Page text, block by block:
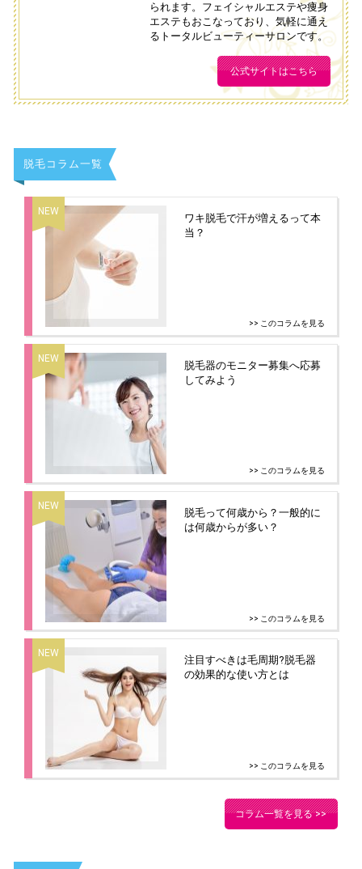
られます。フェイシャルエステや痩身
エステもおこなっており、気軽に通え
るトータルビューティーサロンです。
公式サイトはこちら
脱毛コラム一覧
ワキ脱毛で汗が増えるって本
当？
>> このコラムを見る
脱毛器のモニター募集へ応募
してみよう
>> このコラムを見る
脱毛って何歳から？一般的に
は何歳からが多い？
>> このコラムを見る
注目すべきは毛周期?脱毛器
の効果的な使い方とは
>> このコラムを見る
コラム一覧を見る >>